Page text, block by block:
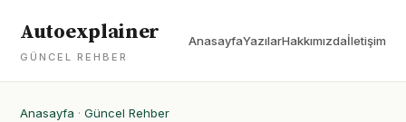
Autoexplainer
GÜNCEL REHBER
AnasayfaYazılarHakkımızdaİletişim
Anasayfa · Güncel Rehber